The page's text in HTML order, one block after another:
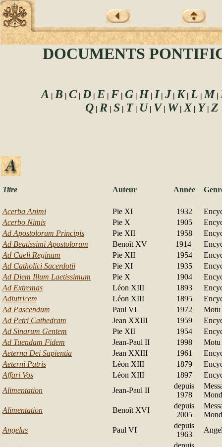
DOCUMENTS
A | B | C| D| E | F | G| H | I | J | K | L | M |
Q| R | S | T| U | V | W | X | Y | Z
Titre Auteur Année
Acerba Animi Pie XI 1932
Acerbo Nimis
Pie X 1905
Ad Apostolorum Principis
Pie XII 1958
Ad Beatissimi Apostolorum
Benoît XV 1914
Ad Caeli Reginam
Pie XII 1954
Ad Catholici Sacerdotii
Pie XI 1935
Ad Diem Illum Laetissimum
Pie X 1904
Ad Extremas
Léon XIII 1893
Adiutricem
Léon XIII 1895
Ad Pascendum
Paul VI 1972
Motu
Ad Petri Cathedram
Jean XXIII 1959
Ad Sinarum Gentem
Pie XII 1954
Ad Tuendam Fidem
Jean-Paul II 1998
Motu
Aeterna Dei Sapientia
Jean XXIII 1961
Aeterni Patris
Léon XIII 1879
Affari Vos
Léon XIII 1897
Alimentation
Jean-Paul II
depuis
1978
Alimentation
Benoît XVI
depuis
2005
Angelus
Paul VI
depuis
1963
depuis